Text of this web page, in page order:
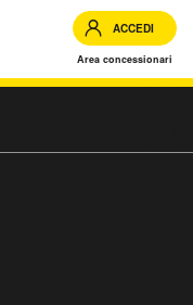
ACCEDI
Area concessionari